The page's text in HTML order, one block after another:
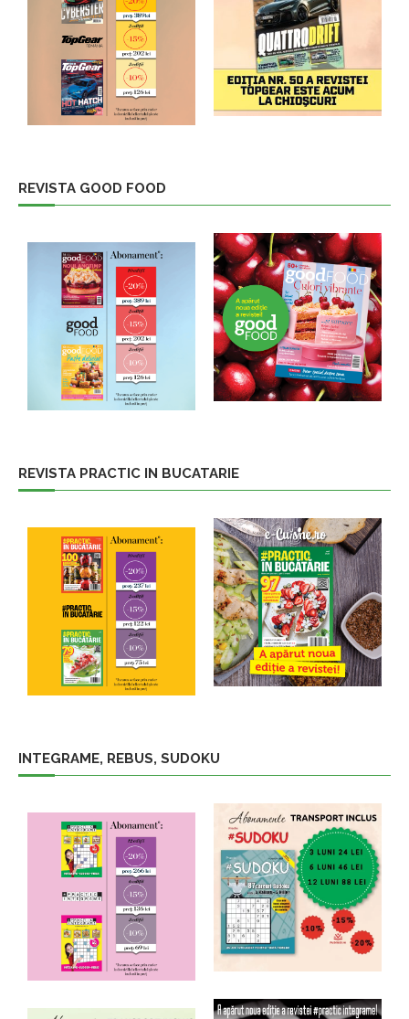
REVISTA GOOD FOOD
REVISTA PRACTIC IN BUCATARIE
INTEGRAME, REBUS, SUDOKU